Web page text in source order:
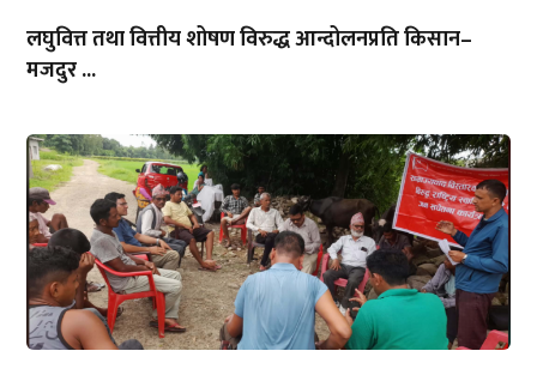
लघुवित्त तथा वित्तीय शोषण विरुद्ध आन्दोलनप्रति किसान–
मजदुर ...